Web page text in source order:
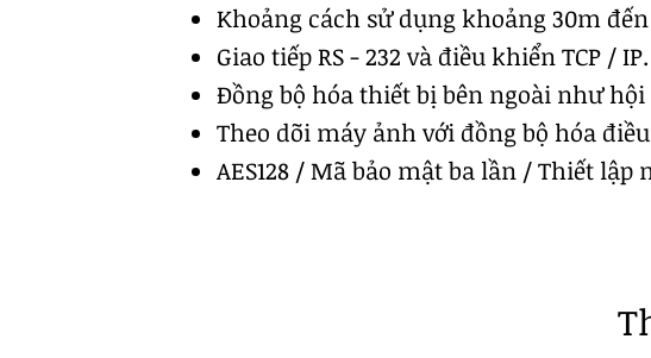
Khoảng cách sử dụng khoảng 30m
Giao tiếp RS - 232 và điều khiển TCP / IP.
Đồng bộ hóa thiết bị bên ngoài như
Theo dõi máy ảnh với đồng bộ hóa
AES128 / Mã bảo mật ba lần / Thiết